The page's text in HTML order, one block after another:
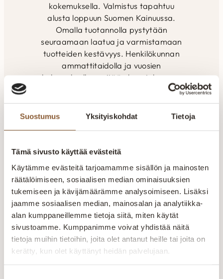
Suostumus Yksityiskohdat Tietoja
Tämä sivusto käyttää evästeitä
Käytämme evästeitä tarjoamamme sisällön ja mainosten
räätälöimiseen, sosiaalisen median ominaisuuksien
tukemiseen ja kävijämäärämme analysoimiseen. Lisäksi
jaamme sosiaalisen median, mainosalan ja analytiikka-
alan kumppaneillemme tietoja siitä, miten käytät
sivustoamme. Kumppanimme voivat yhdistää näitä
tietoja muihin tietoihin, joita olet antanut heille tai joita on
kerätty, kun olet käyttänyt heidän palvelujaan.
kokemuksella. Valmistus tapahtuu
alusta loppuun Suomen Kainuussa.
Omalla tuotannolla pystytään
seuraamaan laatua ja varmistamaan
tuotteiden kestävyys. Henkilökunnan
ammattitaidolla ja vuosien
kokemuksella pyritään kuuntelemaan
ja räätälöimään tuotteet asiakkaiden
toiveiden mukaan. Yksilöllisesti- tilaan
kuin tilaan. Kaikki valikoimamme
Avainlippu-merkki kertoo Suomessa
ylpeästi yllä suomalaisen työn lippua.
Suomalaista laatutyötä
Jokainen huonekalu valmistetaan huolellisesti
kokeneiden ammattilaisten käsissä. Laatu näkyy
rakenteissa, materiaaleissa ja viimeistellyissä
yksityiskohdissa.
Valmistetaan Kainuussa Suomessa